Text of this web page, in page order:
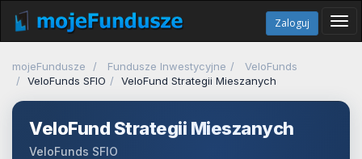
Zaloguj
mojeFundusze Fundusze Inwestycyjne
VeloFunds
VeloFunds SFIO
VeloFund Strategii Mieszanych
VeloFund Strategii Mieszanych
VeloFunds SFIO